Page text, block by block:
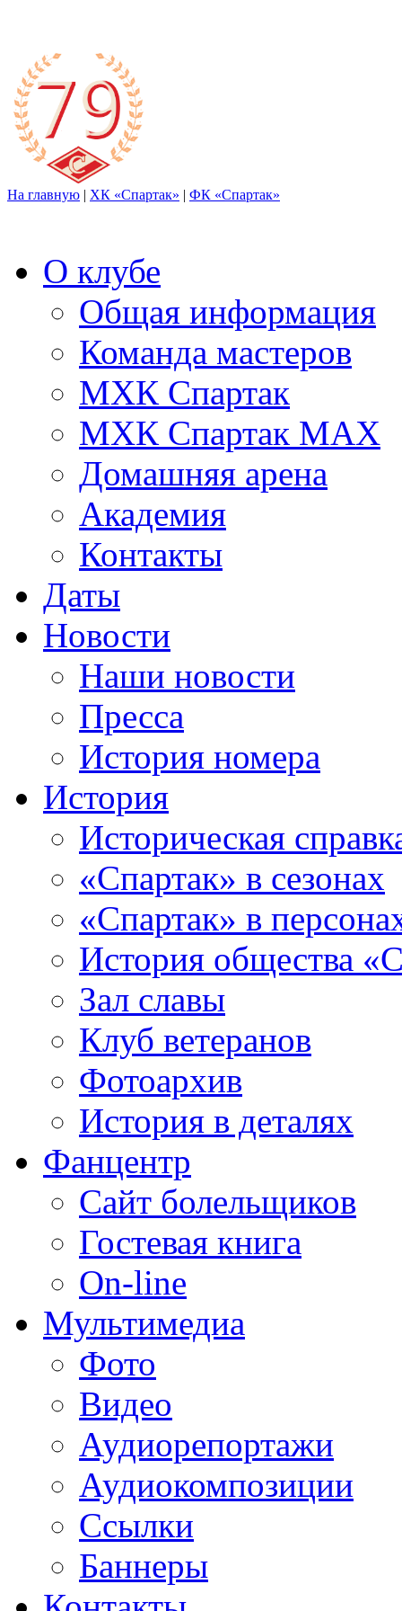
На главную | ХК «Спартак» | ФК «Спартак»
О клубе
Общая информация
Команда мастеров
МХК Спартак
МХК Спартак МАХ
Домашняя арена
Академия
Контакты
Даты
Новости
Наши новости
Пресса
История номера
История
Историческая
«Спартак» в сезонах
«Спартак» в
История общества
Зал славы
Клуб ветеранов
Фотоархив
История в деталях
Фанцентр
Сайт болельщиков
Гостевая книга
On-line
Мультимедиа
Фото
Видео
Аудиорепортажи
Аудиокомпозиции
Ссылки
Баннеры